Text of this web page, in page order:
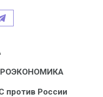
против России